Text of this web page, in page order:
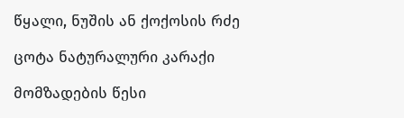
წყალი, ნუშის ან ქოქოსის რძე
ცოტა ნატურალური კარაქი
მომზადების წესი